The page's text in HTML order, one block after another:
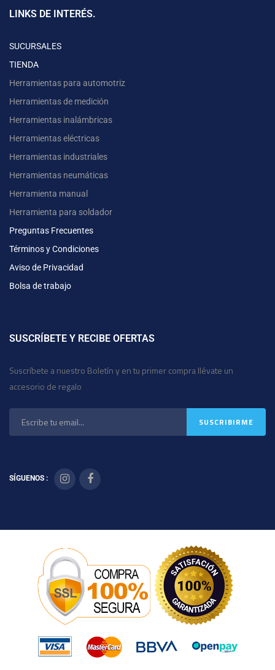
LINKS DE INTERÉS.
SUCURSALES
TIENDA
Herramientas para automotriz
Herramientas de medición
Herramientas inalámbricas
Herramientas eléctricas
Herramientas industriales
Herramientas neumáticas
Herramienta manual
Herramienta para soldador
Preguntas Frecuentes
Términos y Condiciones
Aviso de Privacidad
Bolsa de trabajo
SUSCRÍBETE Y RECIBE OFERTAS
Suscríbete a nuestro Boletín y en tu primer compra llévate un
accesorio de regalo
SÍGUENOS :